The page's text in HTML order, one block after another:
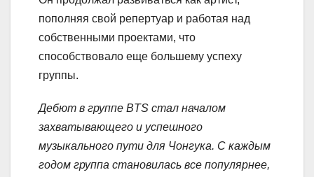
пополняя свой репертуар и работая над
собственными проектами, что
способствовало еще большему успеху
группы.
Дебют в группе BTS стал началом
захватывающего и успешного
музыкального пути для Чонгука. С каждым
годом группа становилась все популярнее,